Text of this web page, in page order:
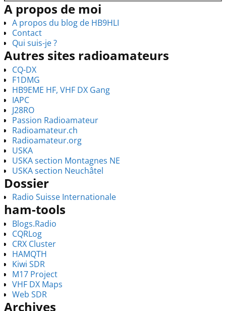
A propos de moi
A propos du blog de HB9HLI
Contact
Qui suis-je ?
Autres sites radioamateurs
CQ-DX
F1DMG
HB9EME HF, VHF DX Gang
IAPC
J28RO
Passion Radioamateur
Radioamateur.ch
Radioamateur.org
USKA
USKA section Montagnes NE
USKA section Neuchâtel
Dossier
Radio Suisse Internationale
ham-tools
Blogs.Radio
CQRLog
CRX Cluster
HAMQTH
Kiwi SDR
M17 Project
VHF DX Maps
Web SDR
Archives